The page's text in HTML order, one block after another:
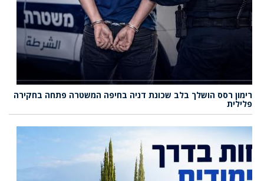
רימון רסס הושלך בלב שכונת דניה בחיפה המשטרה פתחה בחקירה
פלילית